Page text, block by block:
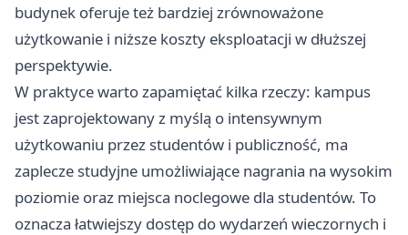
budynek oferuje też bardziej zrównoważone
użytkowanie i niższe koszty eksploatacji w dłuższej
perspektywie.
W praktyce warto zapamiętać kilka rzeczy: kampus
jest zaprojektowany z myślą o intensywnym
użytkowaniu przez studentów i publiczność, ma
zaplecze studyjne umożliwiające nagrania na wysokim
poziomie oraz miejsca noclegowe dla studentów. To
oznacza łatwiejszy dostęp do wydarzeń wieczornych i